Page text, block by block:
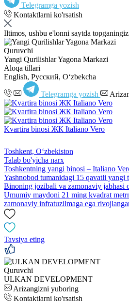
Telegramga yozish
Kontaktlarni ko'rsatish
Iltimos, ushbu e'lonni saytda
Quruvchi
Yangi Qurilishlar Yagona Markazi
Aloqa tillari
English, Русский, Oʻzbekcha
Telegramga yozish
Kvartira binosi ЖК Italiano Vero
Toshkent, Oʻzbekiston
Talab bo'yicha narx
Toshkentning yangi binosi – Italiano
Yashnobod tumanidagi 15 qavatli yangi
Binoning jozibali va zamonaviy jabhasi
Umumiy maydoni 21 ming kvadrat
zamonaviy infratuzilmaga ega
Tavsiya eting
Quruvchi
ULKAN DEVELOPMENT
Arizangizni yuboring
Kontaktlarni ko'rsatish